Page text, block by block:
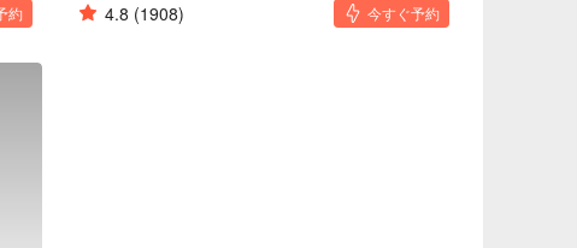
約 4.8 (1908) 今すぐ予約